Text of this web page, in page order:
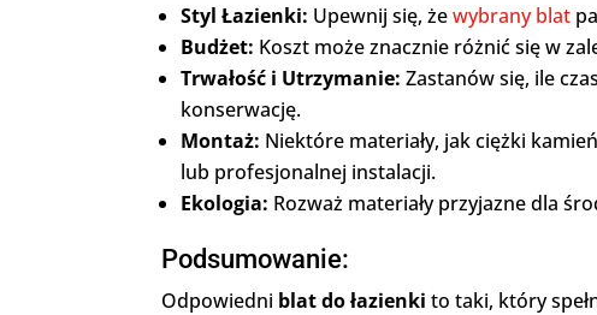
Styl Łazienki: Upewnij się, żewybrany blat
Budżet: Koszt może znacznie różnić się w
Trwałość i Utrzymanie: Zastanów się, ile
konserwację.
Montaż: Niektóre materiały, jak ciężki
lub profesjonalnej instalacji.
Ekologia: Rozważ materiały przyjazne dla
Podsumowanie:
Odpowiedni blat do łazienki to taki, który